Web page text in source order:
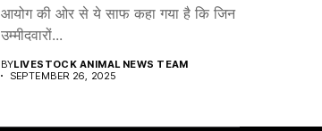
आयोग की ओर से ये साफ कहा गया है कि जिन
उम्मीदवारों...
BYLIVESTOCK ANIMAL NEWS TEAM
SEPTEMBER 26, 2025